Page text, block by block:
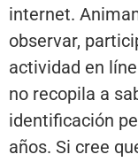
internet.
observar,
actividad en
no recopila a
identificación
años. Si cree